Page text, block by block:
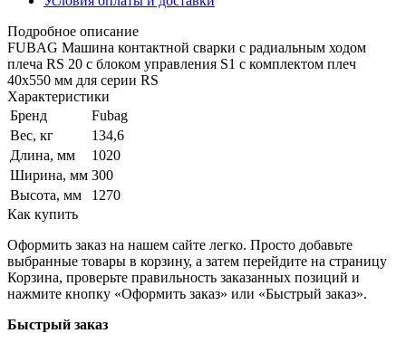
Подробное описание
FUBAG Машина контактной сварки c радиальным ходом
плеча RS 20 с блоком управления S1 с комплектом плеч
40х550 мм для серии RS
Характеристики
Бренд
Fubag
Вес, кг
134,6
Длина, мм
1020
Ширина, мм 300
Высота, мм
1270
Как купить
Оформить заказ на нашем сайте легко. Просто добавьте
выбранные товары в корзину, а затем перейдите на страницу
Корзина, проверьте правильность заказанных позиций и
нажмите кнопку «Оформить заказ» или «Быстрый заказ».
Быстрый заказ